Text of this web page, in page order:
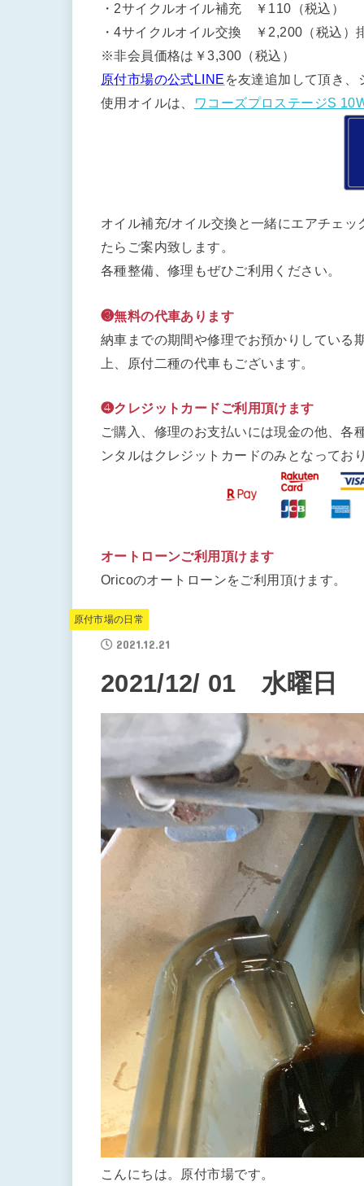
・2サイクルオイル補充 ￥110（税込）
・4サイクルオイル交換 ￥2,200（税込）
※非会員価格は￥3,300（税込）
原付市場の公式LINE を友達追加して頂き
使用オイルは、
ワコーズプロステージS
オイル補充/オイル交換と一緒にエアチェ
たらご案内致します。
各種整備、修理もぜひご利用ください。
❸無料の代車あります
納車までの期間や修理でお預かりしている
上、原付二種の代車もございます。
❹クレジットカードご利用頂けます
ご購入、修理のお支払いには現金の他、各
ンタルはクレジットカードのみとなってお
オートローンご利用頂けます
Oricoのオートローンをご利用頂けます。
原付市場の日常
2021.12.21
2021/12/ 01 水曜日
こんにちは。原付市場です。